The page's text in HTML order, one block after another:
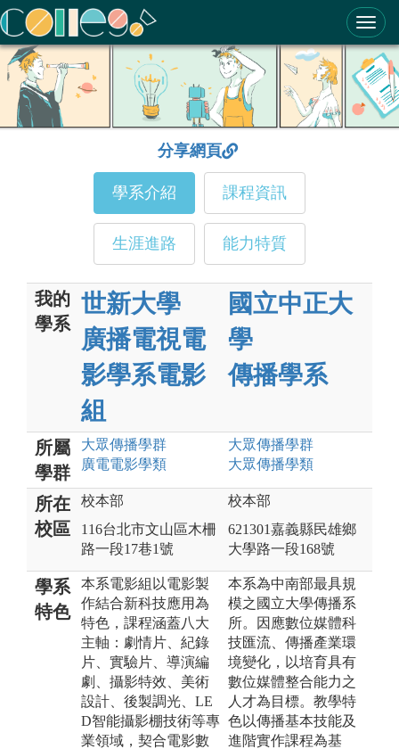
ColleGo! 大學選才與高中育才輔助系統
分享網頁
學系介紹 課程資訊
生涯進路 能力特質
我的
學系
世新大學
廣播電視電
影學系電影
組
國立中正大
學
傳播學系
所屬
學群
大眾傳播學群
廣電電影學類
大眾傳播學群
大眾傳播學類
所在
校區
校本部
116台北市文山區木柵
路一段17巷1號
校本部
621301嘉義縣民雄鄉
大學路一段168號
學系
特色
本系電影組以電影製
作結合新科技應用為
特色，課程涵蓋八大
主軸：劇情片、紀錄
片、實驗片、導演編
劇、攝影特效、美術
設計、後製調光、LE
D智能攝影棚技術等專
業領域，契合電影數
本系為中南部最具規
模之國立大學傳播系
所。因應數位媒體科
技匯流、傳播產業環
境變化，以培育具有
數位媒體整合能力之
人才為目標。教學特
色以傳播基本技能及
進階實作課程為基